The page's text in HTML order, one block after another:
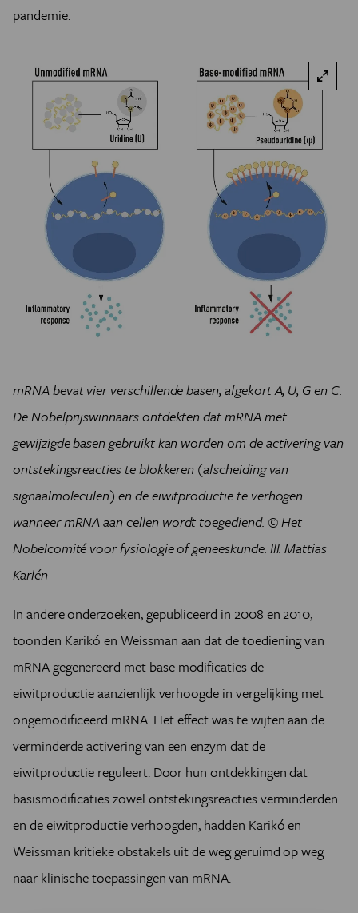
pandemie.
mRNA bevat vier verschillende basen, afgekort A, U, G en C.
De Nobelprijswinnaars ontdekten dat mRNA met
gewijzigde basen gebruikt kan worden om de activering van
ontstekingsreacties te blokkeren (afscheiding van
signaalmoleculen) en de eiwitproductie te verhogen
wanneer mRNA aan cellen wordt toegediend. © Het
Nobelcomité voor fysiologie of geneeskunde. Ill. Mattias
Karlén
In andere onderzoeken, gepubliceerd in 2008 en 2010,
toonden Karikó en Weissman aan dat de toediening van
mRNA gegenereerd met base modificaties de
eiwitproductie aanzienlijk verhoogde in vergelijking met
ongemodificeerd mRNA. Het effect was te wijten aan de
verminderde activering van een enzym dat de
eiwitproductie reguleert. Door hun ontdekkingen dat
basismodificaties zowel ontstekingsreacties verminderden
en de eiwitproductie verhoogden, hadden Karikó en
Weissman kritieke obstakels uit de weg geruimd op weg
naar klinische toepassingen van mRNA.